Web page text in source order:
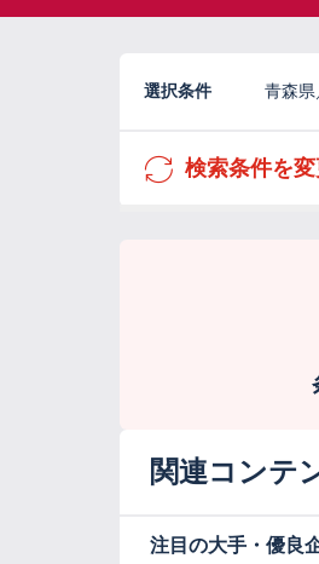
選択条件 青森
検索条件を
関連コンテ
注目の大手・優良